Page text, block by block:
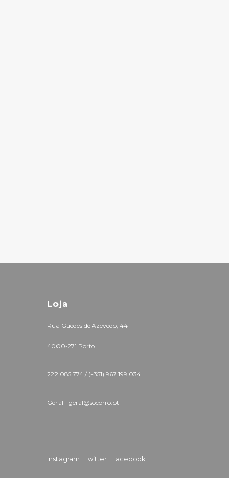
Loja
Rua Guedes de Azevedo, 44
4000-271 Porto
222 085 774 / (+351) 967 199 034
Geral - geral@socorro.pt
Instagram | Twitter | Facebook